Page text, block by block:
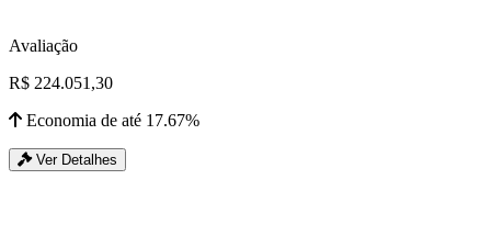
Avaliação
R$ 224.051,30
Economia de até 17.67%
Ver Detalhes